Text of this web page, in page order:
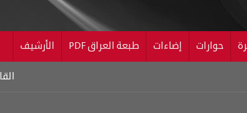
حوارات إضاءات طبعة العراق PDF الأرشيف
القاص